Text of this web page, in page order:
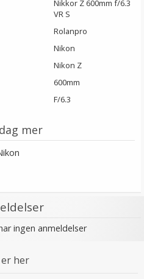
Nikkor Z 600mm f/6.3
VR S
Rolanpro
Nikon
Nikon Z
600mm
F/6.3
mer
ingen anmeldelser
her